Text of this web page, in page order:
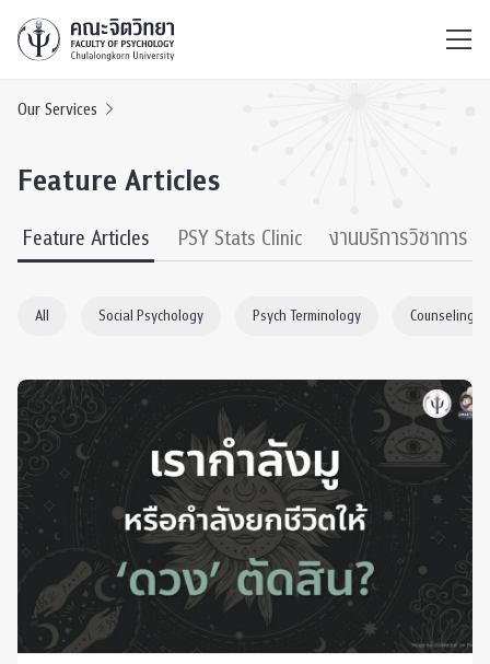
Our Services
Feature Articles
Feature Articles PSY Stats Clinic งานบริการวิชาการ
All Social Psychology Psych Terminology Counseling